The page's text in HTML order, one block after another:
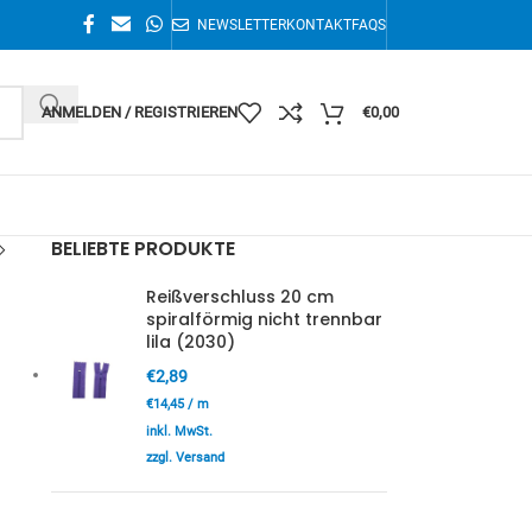
NEWSLETTERKONTAKTFAQS
ANMELDEN / REGISTRIEREN €0,00
BELIEBTE PRODUKTE
Reißverschluss 20 cm
spiralförmig nicht trennbar
lila (2030)
€2,89
€14,45/ m
inkl. MwSt.
zzgl. Versand